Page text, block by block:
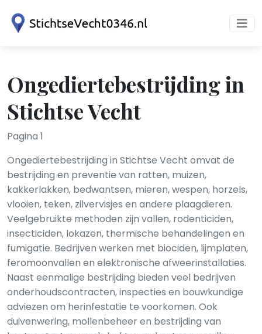
Ongediertebestrijding in
Stichtse Vecht
Pagina 1
Ongediertebestrijding in Stichtse Vecht omvat de
bestrijding en preventie van ratten, muizen,
kakkerlakken, bedwantsen, mieren, wespen, horzels,
vlooien, teken, zilvervisjes en andere plaagdieren.
Veelgebruikte methoden zijn vallen, rodenticiden,
insecticiden, lokazen, thermische behandelingen en
fumigatie. Bedrijven werken met biociden, lijmplaten,
feromoonvallen en elektronische afweerinstallaties.
Naast eenmalige bestrijding bieden veel bedrijven
onderhoudscontracten, inspecties en bouwkundige
adviezen om herinfestatie te voorkomen. Ook
duivenwering, mollenbeheer en bestrijding van